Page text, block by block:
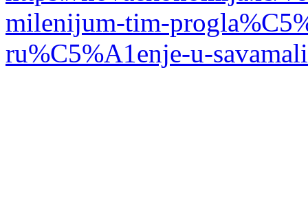
milenijum-tim-
ru%C5%A1enje-u-savamali